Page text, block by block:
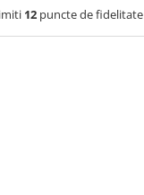
12 puncte de fidelitate